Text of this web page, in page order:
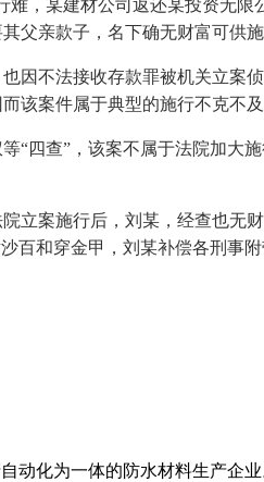
某建材公司返还某投资无限
父亲款子，名下确无财富可供施
不法接收存款罪被机关立案
该案件属于典型的施行不克不
查”，该案不属于法院加大
案施行后，刘某，经查也无
百和穿金甲，刘某补偿各刑事
化为一体的防水材料生产企